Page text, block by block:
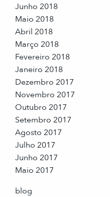
Junho 2018
Maio 2018
Abril 2018
Março 2018
Fevereiro 2018
Janeiro 2018
Dezembro 2017
Novembro 2017
Outubro 2017
Setembro 2017
Agosto 2017
Julho 2017
Junho 2017
Maio 2017
blog